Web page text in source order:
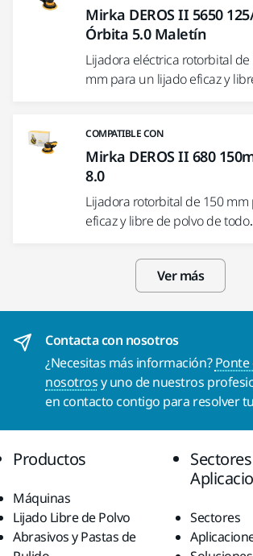
Mirka DEROS II 5650
Órbita 5.0 Maletín
Lijadora eléctrica rotorbital
mm para un lijado eficaz y
COMPATIBLE CON
Mirka DEROS II 680
8.0
Lijadora rotorbital de 150
eficaz y libre de polvo de
Ver más
Contacta con nosotros
¿Necesitas más información?
nosotrosy uno de nuestros
en contacto contigo para resolver
Productos
Máquinas
Lijado Libre de Polvo
Abrasivos y Pastas de
Sectores